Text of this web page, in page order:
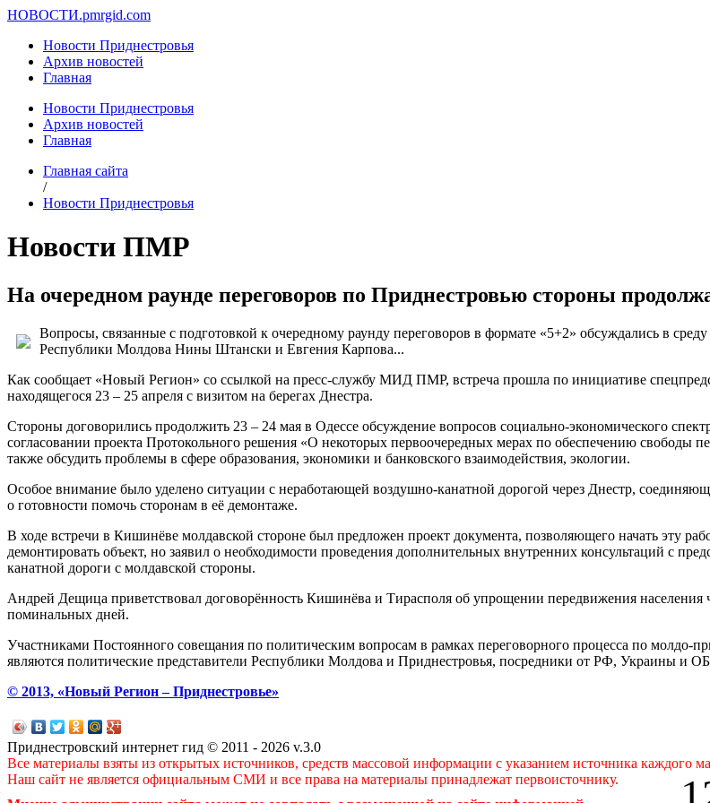
НОВОСТИ.pmrgid.com
Новости Приднестровья
Архив новостей
Главная
Новости Приднестровья
Архив новостей
Главная
Главная сайта
/
Новости Приднестровья
Новости ПМР
На очередном раунде переговоров по Приднестровью стороны
Вопросы, связанные с подготовкой к очередному раунду переговоров в формате «5+2» обсуждались в
Республики Молдова Нины Штански и Евгения Карпова...
Как сообщает «Новый Регион» со ссылкой на пресс-службу МИД ПМР, встреча прошла по инициативе
находящегося 23 – 25 апреля с визитом на берегах Днестра.
Стороны договорились продолжить 23 – 24 мая в Одессе обсуждение вопросов социально-экономического
согласовании проекта Протокольного решения «О некоторых первоочередных мерах по обеспечению свободы
также обсудить проблемы в сфере образования, экономики и банковского взаимодействия, экологии.
Особое внимание было уделено ситуации с неработающей воздушно-канатной дорогой через Днестр,
о готовности помочь сторонам в её демонтаже.
В ходе встречи в Кишинёве молдавской стороне был предложен проект документа, позволяющего начать эту
демонтировать объект, но заявил о необходимости проведения дополнительных внутренних консультаций с
канатной дороги с молдавской стороны.
Андрей Дещица приветствовал договорённость Кишинёва и Тирасполя об упрощении передвижения
поминальных дней.
Участниками Постоянного совещания по политическим вопросам в рамках переговорного процесса по молдо-
являются политические представители Республики Молдова и Приднестровья, посредники от РФ, Украины
© 2013, «Новый Регион – Приднестровье»
Приднестровский интернет гид © 2011 - 2026 v.3.0
Все материалы взяты из открытых источников, средств массовой информации с указанием источника каждого
Наш сайт не является официальным СМИ и все права на материалы принадлежат первоисточнику.